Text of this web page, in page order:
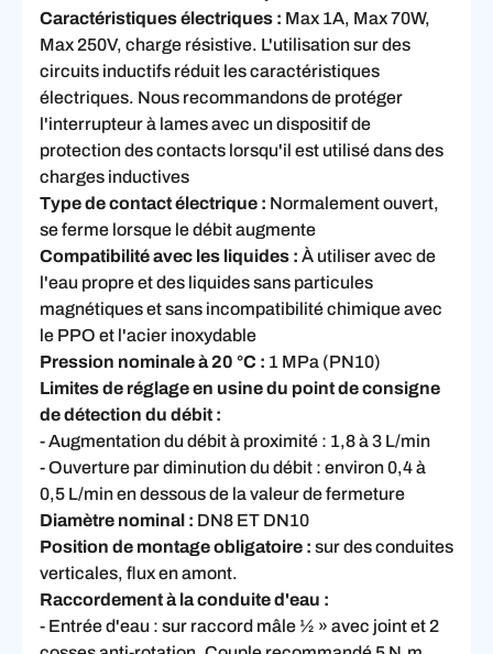
Caractéristiques électriques : Max 1A, Max 70W,
Max 250V, charge résistive. L'utilisation sur des
circuits inductifs réduit les caractéristiques
électriques. Nous recommandons de protéger
l'interrupteur à lames avec un dispositif de
protection des contacts lorsqu'il est utilisé dans des
charges inductives
Type de contact électrique : Normalement ouvert,
se ferme lorsque le débit augmente
Compatibilité avec les liquides : À utiliser avec de
l'eau propre et des liquides sans particules
magnétiques et sans incompatibilité chimique avec
le PPO et l'acier inoxydable
Pression nominale à 20 °C : 1 MPa (PN10)
Limites de réglage en usine du point de consigne
de détection du débit :
- Augmentation du débit à proximité : 1,8 à 3 L/min
- Ouverture par diminution du débit : environ 0,4 à
0,5 L/min en dessous de la valeur de fermeture
Diamètre nominal : DN8 ET DN10
Position de montage obligatoire : sur des conduites
verticales, flux en amont.
Raccordement à la conduite d'eau :
- Entrée d'eau : sur raccord mâle ½ » avec joint et 2